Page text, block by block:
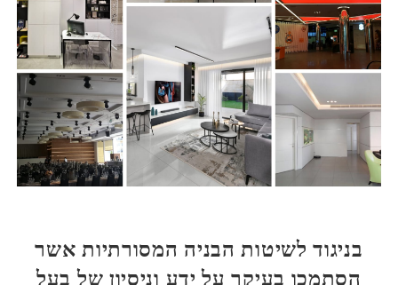
בניגוד לשיטות הבניה המסורתיות אשר
הסתמכו בעיקר על ידע וניסיון של בעל